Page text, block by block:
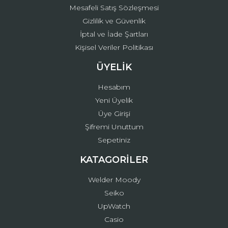
Mesafeli Satış Sözleşmesi
Gizlilik ve Güvenlik
İptal ve İade Şartları
Kişisel Veriler Politikası
ÜYELİK
Hesabım
Yeni Üyelik
Üye Girişi
Şifremi Unuttum
Sepetiniz
KATAGORİLER
Welder Moody
Seiko
UpWatch
Casio